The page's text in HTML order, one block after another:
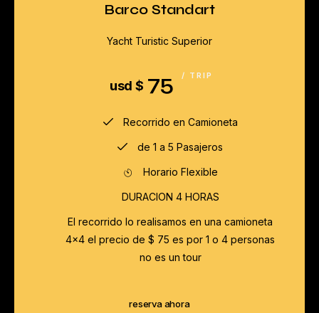
Barco Standart
Yacht Turistic Superior
usd $ 75 / TRIP
Recorrido en Camioneta
de 1 a 5 Pasajeros
Horario Flexible
DURACION 4 HORAS
El recorrido lo realisamos en una camioneta
4x4 el precio de $ 75 es por 1 o 4 personas
no es un tour
reserva ahora